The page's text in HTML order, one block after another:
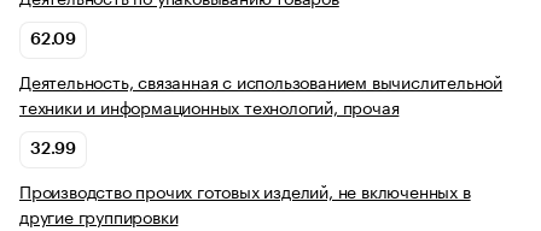
62.09
Деятельность, связанная с использованием вычислительной
техники и информационных технологий, прочая
32.99
Производство прочих готовых изделий, не включенных в
другие группировки